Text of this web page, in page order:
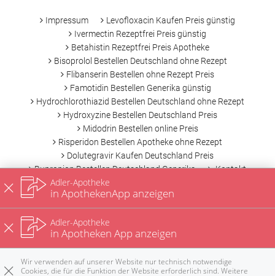
Impressum
Levofloxacin Kaufen Preis günstig
Ivermectin Rezeptfrei Preis günstig
Betahistin Rezeptfrei Preis Apotheke
Bisoprolol Bestellen Deutschland ohne Rezept
Flibanserin Bestellen ohne Rezept Preis
Famotidin Bestellen Generika günstig
Hydrochlorothiazid Bestellen Deutschland ohne Rezept
Hydroxyzine Bestellen Deutschland Preis
Midodrin Bestellen online Preis
Risperidon Bestellen Apotheke ohne Rezept
Dolutegravir Kaufen Deutschland Preis
Bupropion Bestellen Deutschland Generika
Kontakt
Datenschutz
Adler-Apotheke
in ApothekenApp anzeigen
Adler-Apotheke
in Apotheken App anzeigen
Wir verwenden auf unserer Website nur technisch notwendige
Cookies, die für die Funktion der Website erforderlich sind. Weitere